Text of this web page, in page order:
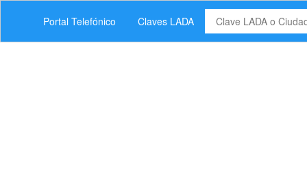
Portal Telefónico Claves LADA